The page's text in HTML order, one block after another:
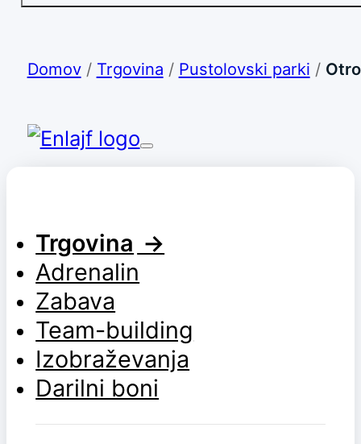
Domov/ Trgovina / Pustolovski parki /
Trgovina
Adrenalin
Zabava
Team-building
Izobraževanja
Darilni boni